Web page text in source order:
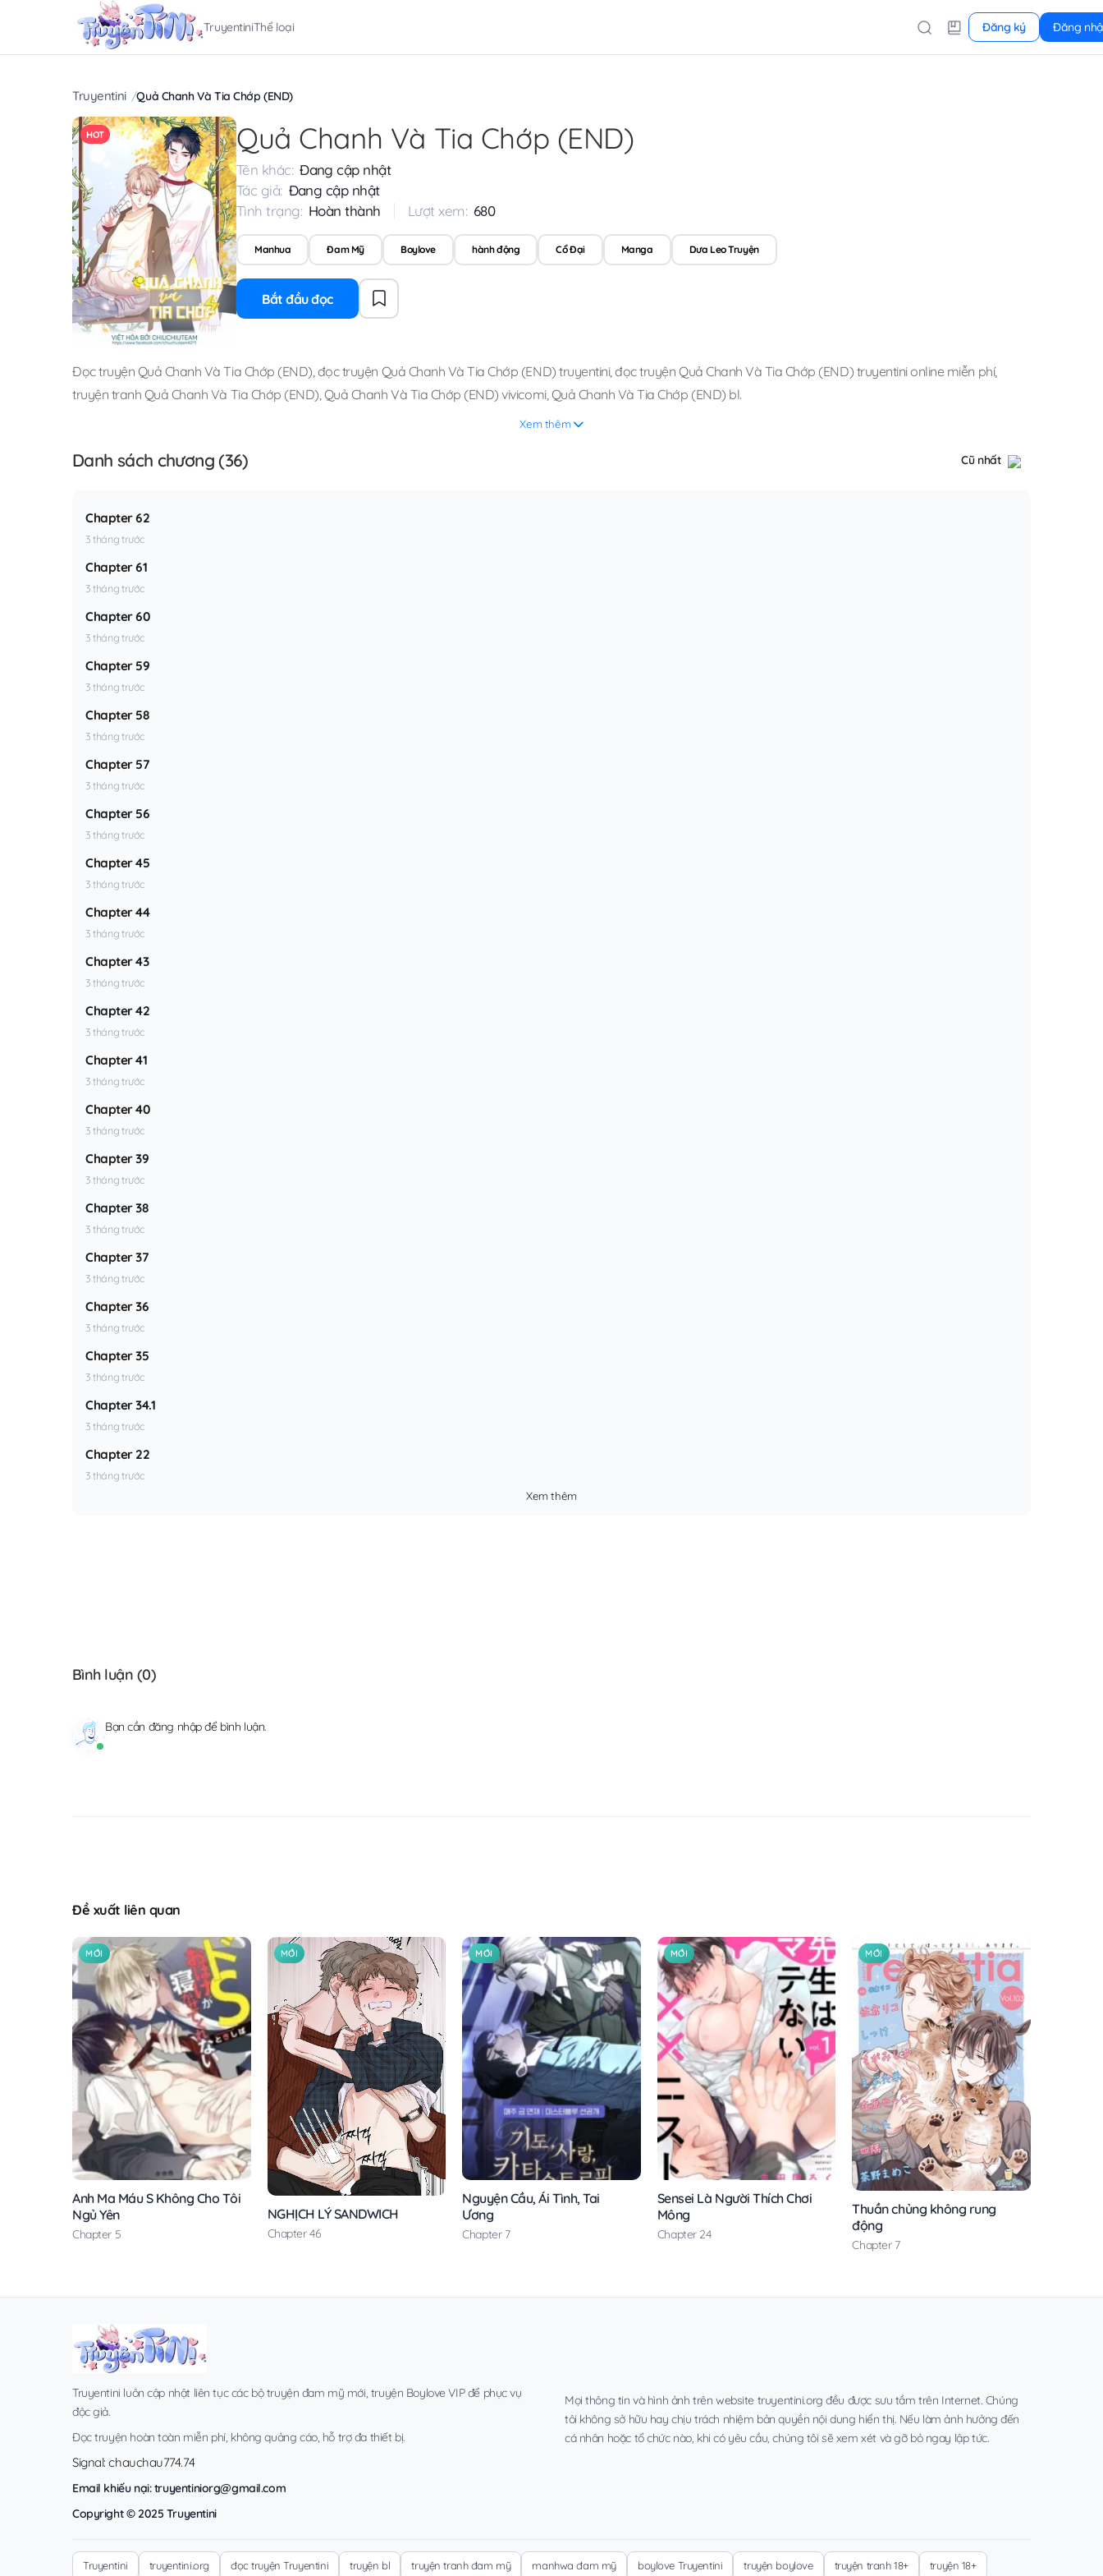
TruyentiniThể loại Đăng ký Đăng
Truyentini Quả Chanh Và Tia Chớp (END)
HOT Quả Chanh Và Tia Chớp (END)
Tên khác: Đang cập nhật
Tác giả: Đang cập nhật
Tình trạng: Hoàn thành Lượt xem: 680
Manhua Đam Mỹ Boylove hành động Cổ Đại Manga Dưa Leo Truyện
Bắt đầu đọc
Đọc truyện Quả Chanh Và Tia Chớp (END),đọc truyện Quả Chanh Và Tia Chớp (END) truyentini,đọc truyện Quả Chanh Và Tia Chớp (END) truyentini online miễn phí,
truyện tranh Quả Chanh Và Tia Chớp (END),Quả Chanh Và Tia Chớp (END) vivicomi,Quả Chanh Và Tia Chớp (END) bl.
Xem thêm
Danh sách chương (36) Cũ nhất
Chapter 62
3 tháng trước
Chapter 61
3 tháng trước
Chapter 60
3 tháng trước
Chapter 59
3 tháng trước
Chapter 58
3 tháng trước
Chapter 57
3 tháng trước
Chapter 56
3 tháng trước
Chapter 45
3 tháng trước
Chapter 44
3 tháng trước
Chapter 43
3 tháng trước
Chapter 42
3 tháng trước
Chapter 41
3 tháng trước
Chapter 40
3 tháng trước
Chapter 39
3 tháng trước
Chapter 38
3 tháng trước
Chapter 37
3 tháng trước
Chapter 36
3 tháng trước
Chapter 35
3 tháng trước
Chapter 34.1
3 tháng trước
Chapter 22
3 tháng trước
Xem thêm
Bình luận (0)
Bạn cần đăng nhậpđể bình luận.
Đề xuất liên quan
MỚI
Anh Ma Máu S Không Cho Tôi
Ngủ Yên
Chapter 5
MỚI
NGHỊCH LÝ SANDWICH
Chapter 46
MỚI
Nguyện Cầu, Ái Tình, Tai
Ương
Chapter 7
MỚI
Sensei Là Người Thích Chơi
Mông
Chapter 24
MỚI
Thuần chủng không rung
động
Chapter 7
Truyentini luôn cập nhật liên tục các bộ truyện đam mỹ mới, truyện Boylove VIP để phục vụ
độc giả.
Đọc truyện hoàn toàn miễn phí, không quảng cáo, hỗ trợ đa thiết bị.
Signal: chauchau774.74
Email khiếu nại:truyentiniorg@gmail.com
Copyright © 2025 Truyentini
Mọi thông tin và hình ảnh trên website truyentini.org đều được sưu tầm trên Internet. Chúng
tôi không sở hữu hay chịu trách nhiệm bản quyền nội dung hiển thị. Nếu làm ảnh hưởng đến
cá nhân hoặc tổ chức nào, khi có yêu cầu, chúng tôi sẽ xem xét và gỡ bỏ ngay lập tức.
Truyentini truyentini.org đọc truyện Truyentini truyện bl truyện tranh đam mỹ manhwa đam mỹ boylove Truyentini truyện boylove truyện tranh 18+ truyện 18+